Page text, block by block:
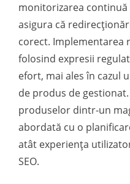
monitorizarea
asigura că
corect.
folosind expresii
efort, mai ales în cazul
de produs de
produselor dintr-un
abordată cu o
atât experiența
SEO.